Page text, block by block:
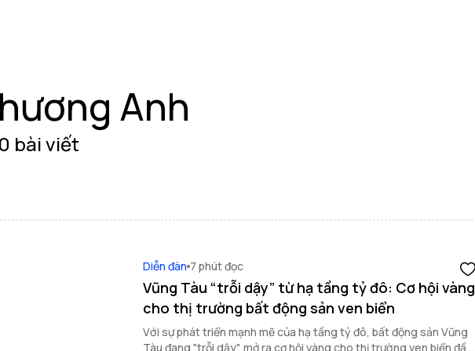
Anh
bài viết
Diễn đàn 7 phút đọc
Vũng Tàu “trỗi dậy” từ hạ tầng tỷ đô: Cơ hội vàng
cho thị trường bất động sản ven biển
Với sự phát triển mạnh mẽ của hạ tầng tỷ đô, bất động sản Vũng
Tàu đang "trỗi dậy", mở ra cơ hội vàng cho thị trường ven biển đầy